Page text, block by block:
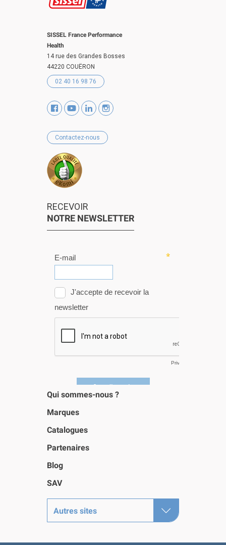
SISSEL France Performance
Health
14 rue des Grandes Bosses
44220 COUËRON
02 40 16 98 76
Contactez-nous
RECEVOIR
NOTRE NEWSLETTER
Qui sommes-nous ?
Marques
Catalogues
Partenaires
Blog
SAV
Autres sites